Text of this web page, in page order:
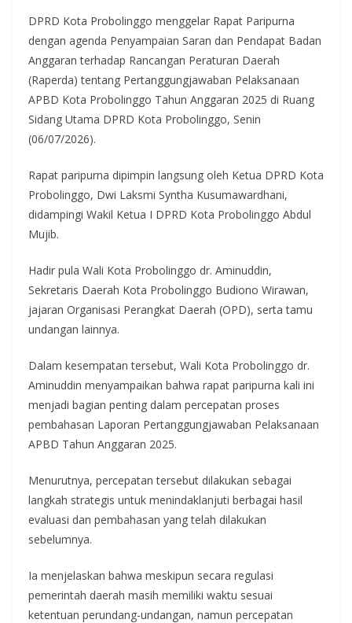
k p
DPRD Kota Probolinggo menggelar Rapat Paripurna
dengan agenda Penyampaian Saran dan Pendapat Badan
Anggaran terhadap Rancangan Peraturan Daerah
(Raperda) tentang Pertanggungjawaban Pelaksanaan
APBD Kota Probolinggo Tahun Anggaran 2025 di Ruang
Sidang Utama DPRD Kota Probolinggo, Senin
(06/07/2026).
Rapat paripurna dipimpin langsung oleh Ketua DPRD Kota
Probolinggo, Dwi Laksmi Syntha Kusumawardhani,
didampingi Wakil Ketua I DPRD Kota Probolinggo Abdul
Mujib.
Hadir pula Wali Kota Probolinggo dr. Aminuddin,
Sekretaris Daerah Kota Probolinggo Budiono Wirawan,
jajaran Organisasi Perangkat Daerah (OPD), serta tamu
undangan lainnya.
Dalam kesempatan tersebut, Wali Kota Probolinggo dr.
Aminuddin menyampaikan bahwa rapat paripurna kali ini
menjadi bagian penting dalam percepatan proses
pembahasan Laporan Pertanggungjawaban Pelaksanaan
APBD Tahun Anggaran 2025.
Menurutnya, percepatan tersebut dilakukan sebagai
langkah strategis untuk menindaklanjuti berbagai hasil
evaluasi dan pembahasan yang telah dilakukan
sebelumnya.
Ia menjelaskan bahwa meskipun secara regulasi
pemerintah daerah masih memiliki waktu sesuai
ketentuan perundang-undangan, namun percepatan